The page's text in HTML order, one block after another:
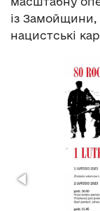
із Замойщини,
нацистські